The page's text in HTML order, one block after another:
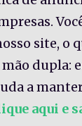
site, o
dupla:
a
aqui e